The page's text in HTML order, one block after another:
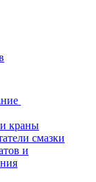
краны
смазки
и